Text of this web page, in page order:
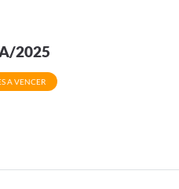
2025
A VENCER